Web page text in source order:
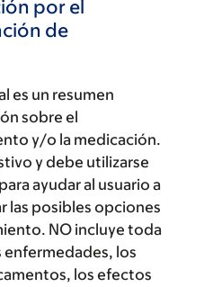
por el
de
es un resumen
sobre el
y/o la medicación.
y debe utilizarse
ayudar al usuario a
las posibles opciones
NO incluye toda
enfermedades, los
los efectos